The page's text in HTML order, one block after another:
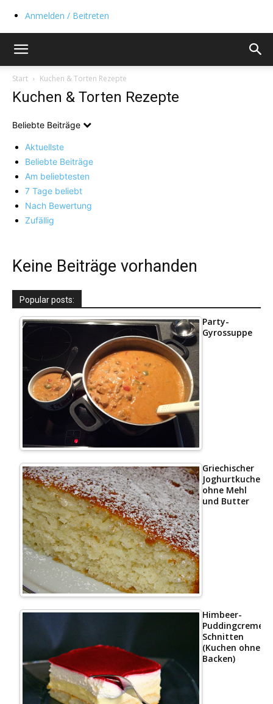
Anmelden / Beitreten
Start Kuchen & Torten Rezepte
Kuchen & Torten Rezepte
Beliebte Beiträge
Aktuellste
Beliebte Beiträge
Am beliebtesten
7 Tage beliebt
Nach Bewertung
Zufällig
Keine Beiträge vorhanden
Popular posts:
Party-
Gyrossuppe
Griechischer
Joghurtkuchen
ohne Mehl
und Butter
Himbeer-
Puddingcreme
Schnitten
(Kuchen ohne
Backen)